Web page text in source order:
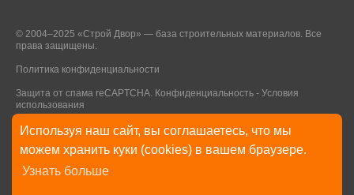
Используя наш сайт, вы соглашаетесь, что мы
можем хранить куки (cookies) в вашем браузере.
Узнать больше
© 2004–2025 «Строй Двор» — база строительных материалов. Все
права защищены.
Политика конфиденциальности
Защита от спама reCAPTCHA. Конфиденциальность - Условия
использования
* Указанные на Сайте цены, комплектации, описания и технические
характеристики могут быть изменены в любое время без уведомления
пользователей Сайта. Внешний вид товаров и упаковки может